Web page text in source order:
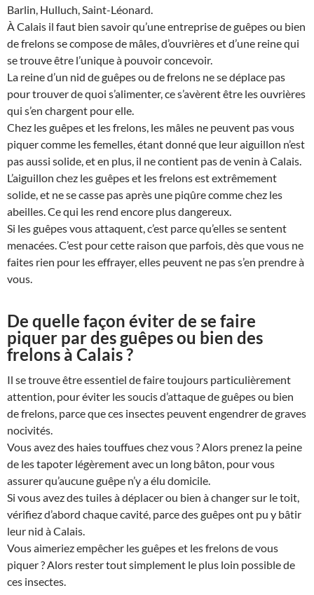
Barlin, Hulluch, Saint-Léonard.
À Calais il faut bien savoir qu’une entreprise de guêpes ou bien
de frelons se compose de mâles, d’ouvrières et d’une reine qui
se trouve être l’unique à pouvoir concevoir.
La reine d’un nid de guêpes ou de frelons ne se déplace pas
pour trouver de quoi s’alimenter, ce s’avèrent être les ouvrières
qui s’en chargent pour elle.
Chez les guêpes et les frelons, les mâles ne peuvent pas vous
piquer comme les femelles, étant donné que leur aiguillon n’est
pas aussi solide, et en plus, il ne contient pas de venin à Calais.
L’aiguillon chez les guêpes et les frelons est extrêmement
solide, et ne se casse pas après une piqûre comme chez les
abeilles. Ce qui les rend encore plus dangereux.
Si les guêpes vous attaquent, c’est parce qu’elles se sentent
menacées. C’est pour cette raison que parfois, dès que vous ne
faites rien pour les effrayer, elles peuvent ne pas s’en prendre à
vous.
De quelle façon éviter de se faire
piquer par des guêpes ou bien des
frelons à Calais ?
Il se trouve être essentiel de faire toujours particulièrement
attention, pour éviter les soucis d’attaque de guêpes ou bien
de frelons, parce que ces insectes peuvent engendrer de graves
nocivités.
Vous avez des haies touffues chez vous ? Alors prenez la peine
de les tapoter légèrement avec un long bâton, pour vous
assurer qu’aucune guêpe n’y a élu domicile.
Si vous avez des tuiles à déplacer ou bien à changer sur le toit,
vérifiez d’abord chaque cavité, parce des guêpes ont pu y bâtir
leur nid à Calais.
Vous aimeriez empêcher les guêpes et les frelons de vous
piquer ? Alors rester tout simplement le plus loin possible de
ces insectes.